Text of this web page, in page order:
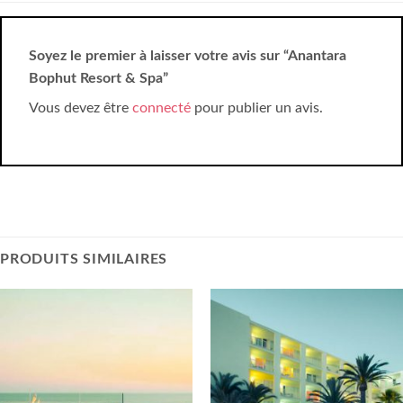
Soyez le premier à laisser votre avis sur “Anantara
Bophut Resort & Spa”
Vous devez être connecté pour publier un avis.
PRODUITS SIMILAIRES